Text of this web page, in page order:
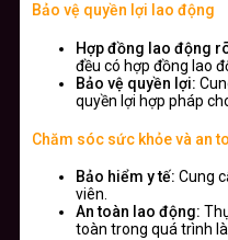
Bảo vệ quyền lợi lao động
Hợp đồng lao động
đều có hợp đồng lao
Bảo vệ quyền lợi:
quyền lợi hợp pháp
Chăm sóc sức khỏe và an
Bảo hiểm y tế: Cung
viên.
An toàn lao động:
toàn trong quá trình